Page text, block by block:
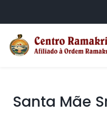
main
content
Santa Mãe